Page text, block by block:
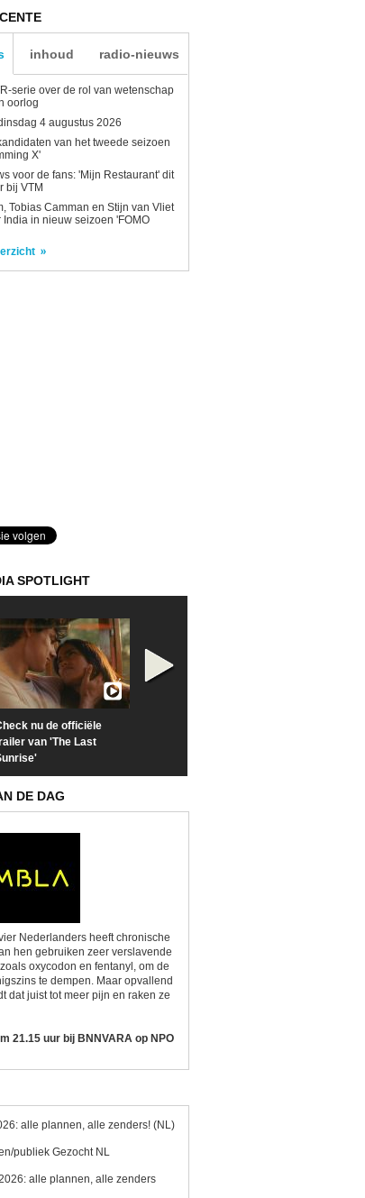
inhoud radio-nieuws
serie over de rol van wetenschap
oorlog
4 augustus 2026
van het tweede seizoen
X'
voor de fans: 'Mijn Restaurant' dit
bij VTM
Tobias Camman en Stijn van Vliet
India in nieuw seizoen 'FOMO
SPOTLIGHT
nu de officiële
van 'The Last
DE DAG
Nederlanders heeft chronische
hen gebruiken zeer verslavende
oxycodon en fentanyl, om de
te dempen. Maar opvallend
dat juist tot meer pijn en raken ze
21.15 uur bij BNNVARA op NPO
alle plannen, alle zenders! (NL)
publiek Gezocht NL
alle plannen, alle zenders